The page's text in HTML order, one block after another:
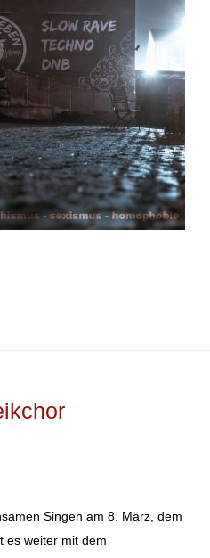
Singen am 8. März, dem
es weiter mit dem